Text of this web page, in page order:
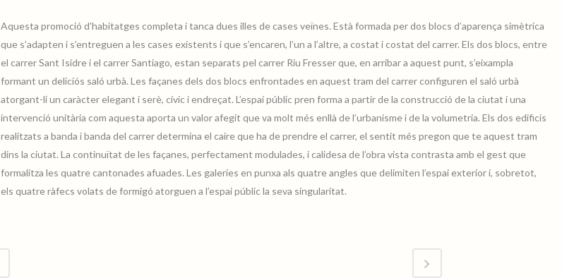
Aquesta promoció d’habitatges completa i tanca dues illes de cases veïnes. Està formada per dos blocs d’aparença simètrica
que s’adapten i s’entreguen a les cases existents i que s’encaren, l’un a l’altre, a costat i costat del carrer. Els dos blocs, entre
el carrer Sant Isidre i el carrer Santiago, estan separats pel carrer Riu Fresser que, en arribar a aquest punt, s’eixampla
formant un deliciós saló urbà. Les façanes dels dos blocs enfrontades en aquest tram del carrer configuren el saló urbà
atorgant-li un caràcter elegant i serè, cívic i endreçat. L’espai públic pren forma a partir de la construcció de la ciutat i una
intervenció unitària com aquesta aporta un valor afegit que va molt més enllà de l’urbanisme i de la volumetria. Els dos edificis
realitzats a banda i banda del carrer determina el caire que ha de prendre el carrer, el sentit més pregon que te aquest tram
dins la ciutat. La continuïtat de les façanes, perfectament modulades, i calidesa de l’obra vista contrasta amb el gest que
formalitza les quatre cantonades afuades. Les galeries en punxa als quatre angles que delimiten l’espai exterior i, sobretot,
els quatre ràfecs volats de formigó atorguen a l’espai públic la seva singularitat.